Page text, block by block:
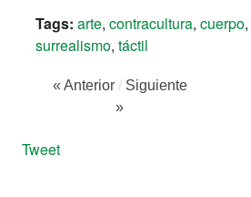
Tags: arte, contracultura, cuerpo,
surrealismo, táctil
« Anterior / Siguiente
»
Tweet